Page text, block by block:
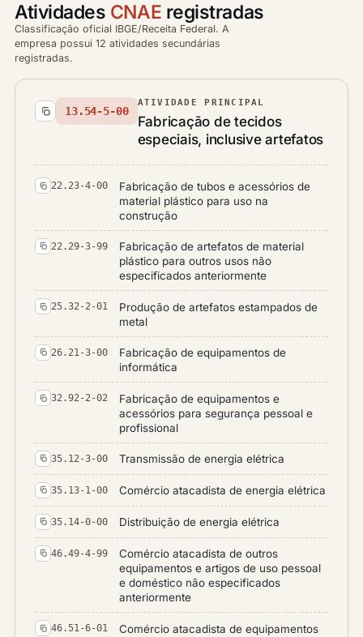
Atividades CNAE registradas
Classificação oficial IBGE/Receita Federal. A
empresa possui 12 atividades secundárias
registradas.
13.54-5-00
ATIVIDADE PRINCIPAL
Fabricação de tecidos
especiais, inclusive artefatos
22.23-4-00
Fabricação de tubos e acessórios de
material plástico para uso na
construção
22.29-3-99
Fabricação de artefatos de material
plástico para outros usos não
especificados anteriormente
25.32-2-01
Produção de artefatos estampados de
metal
26.21-3-00
Fabricação de equipamentos de
informática
32.92-2-02
Fabricação de equipamentos e
acessórios para segurança pessoal e
profissional
35.12-3-00 Transmissão de energia elétrica
35.13-1-00 Comércio atacadista de energia elétrica
35.14-0-00 Distribuição de energia elétrica
46.49-4-99
Comércio atacadista de outros
equipamentos e artigos de uso pessoal
e doméstico não especificados
anteriormente
46.51-6-01
Comércio atacadista de equipamentos